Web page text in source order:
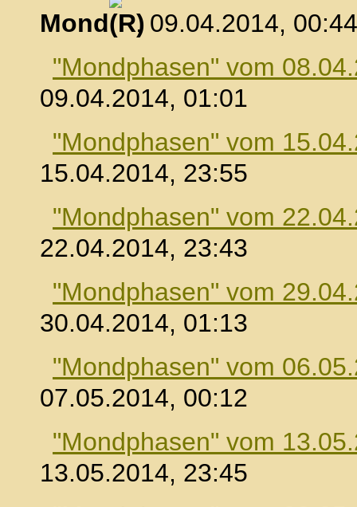
Mond
, 09.04.2014, 00:44
"Mondphasen" vom
09.04.2014, 01:01
"Mondphasen" vom
15.04.2014, 23:55
"Mondphasen" vom
22.04.2014, 23:43
"Mondphasen" vom
30.04.2014, 01:13
"Mondphasen" vom
07.05.2014, 00:12
"Mondphasen" vom
13.05.2014, 23:45